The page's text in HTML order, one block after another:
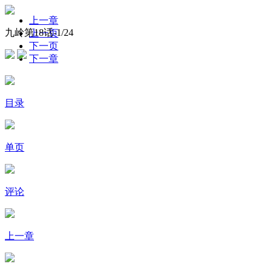
九岭第18话-1/24
上一章
上一页
下一页
下一章
目录
单页
评论
上一章